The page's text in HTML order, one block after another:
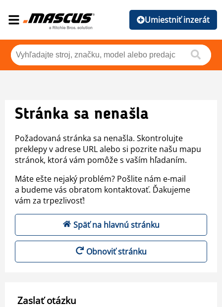
Umiestniť inzerát
Stránka sa nenašla
Požadovaná stránka sa nenašla. Skontrolujte
preklepy v adrese URL alebo si pozrite našu mapu
stránok, ktorá vám pomôže s vaším hľadaním.
Máte ešte nejaký problém? Pošlite nám e-mail
a budeme vás obratom kontaktovať. Ďakujeme
vám za trpezlivosť!
Späť na hlavnú stránku
Obnoviť stránku
Zaslať otázku